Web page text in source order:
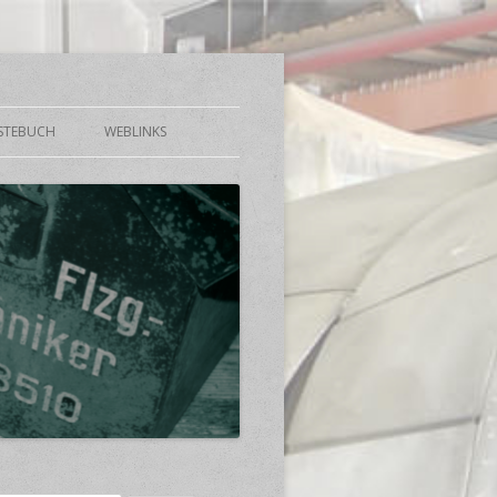
WEBLINKS